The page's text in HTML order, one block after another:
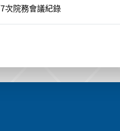
次院務會議紀錄